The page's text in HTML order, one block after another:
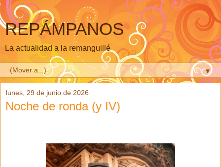
REPÁMPANOS
La actualidad a la remanguillé
▼
lunes, 29 de junio de 2026
Noche de ronda (y IV)